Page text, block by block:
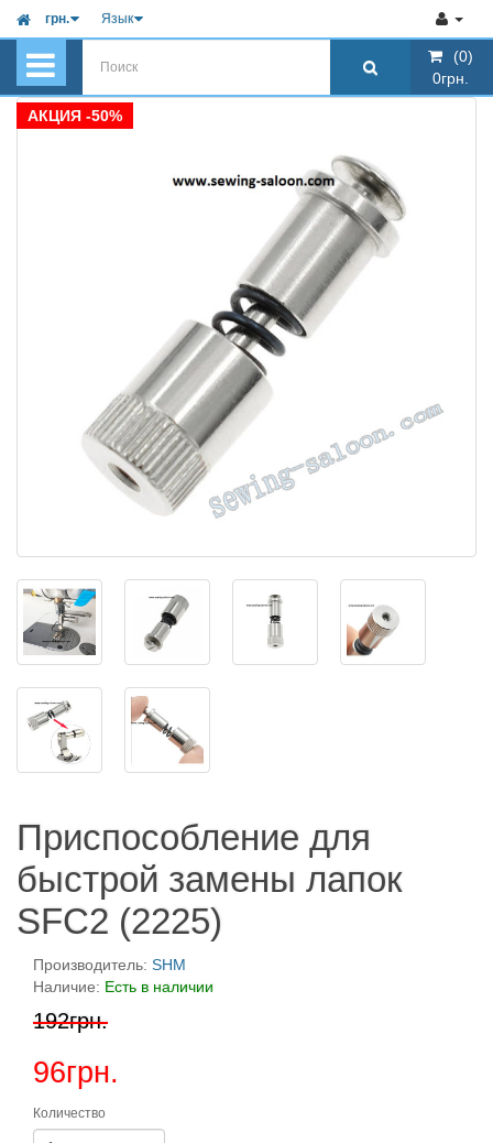
грн. Язык
(0)
0грн.
АКЦИЯ -50%
Приспособление для
быстрой замены лапок
SFC2 (2225)
Производитель: SHM
Наличие: Есть в наличии
192грн.
96грн.
Количество